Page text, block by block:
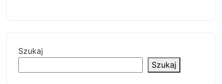
Szukaj
Szukaj